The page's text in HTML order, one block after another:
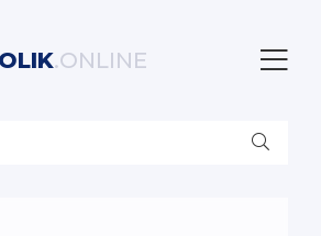
.ONLINE